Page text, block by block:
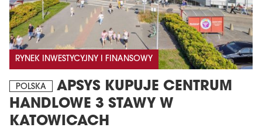
RYNEK INWESTYCYJNY I FINANSOWY
POLSKA
APSYS KUPUJE CENTRUM
HANDLOWE 3 STAWY W
KATOWICACH